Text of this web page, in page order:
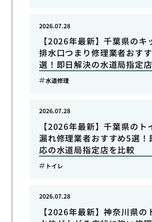
【2026年最新】千葉県のキ
排水口つまり修理業者おす
選！即日解決の水道局指定
2026.07.28
水道修理
【2026年最新】千葉県のト
漏れ修理業者おすすめ5選！
応の水道局指定店を比較
2026.07.28
トイレ
【2026年最新】神奈川県の
2026.07.28